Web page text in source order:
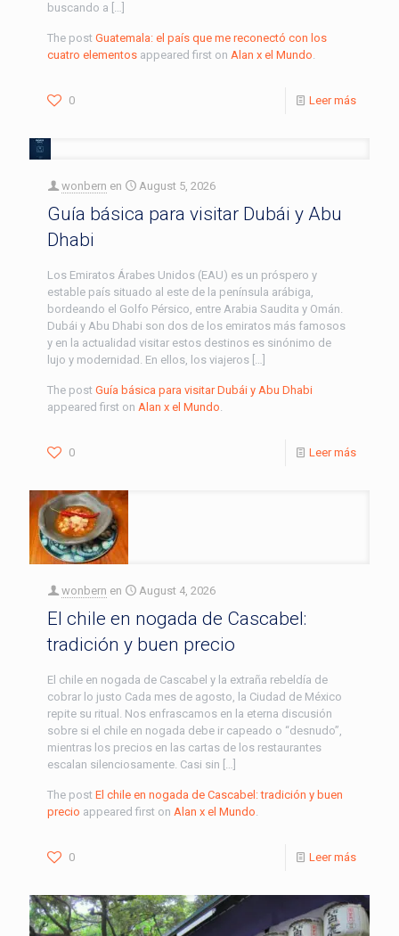
buscando a […]
The post Guatemala: el país que me reconectó con los
cuatro elementos appeared first on Alan x el Mundo.
0 Leer más
wonbern en August 5, 2026
Guía básica para visitar Dubái y Abu
Dhabi
Los Emiratos Árabes Unidos (EAU) es un próspero y
estable país situado al este de la península arábiga,
bordeando el Golfo Pérsico, entre Arabia Saudita y Omán.
Dubái y Abu Dhabi son dos de los emiratos más famosos
y en la actualidad visitar estos destinos es sinónimo de
lujo y modernidad. En ellos, los viajeros […]
The post Guía básica para visitar Dubái y Abu Dhabi
appeared first on Alan x el Mundo.
0 Leer más
wonbern en August 4, 2026
El chile en nogada de Cascabel:
tradición y buen precio
El chile en nogada de Cascabel y la extraña rebeldía de
cobrar lo justo Cada mes de agosto, la Ciudad de México
repite su ritual. Nos enfrascamos en la eterna discusión
sobre si el chile en nogada debe ir capeado o “desnudo”,
mientras los precios en las cartas de los restaurantes
escalan silenciosamente. Casi sin […]
The post El chile en nogada de Cascabel: tradición y buen
precio appeared first on Alan x el Mundo.
0 Leer más